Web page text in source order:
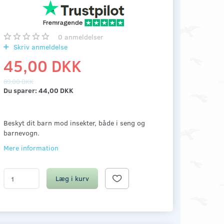
0 anmeldelser
Skriv anmeldelse
45,00 DKK
89,00 DKK
Du sparer:44,00 DKK
Beskyt dit barn mod insekter, både i seng og
barnevogn.
Mere information
Læg i kurv